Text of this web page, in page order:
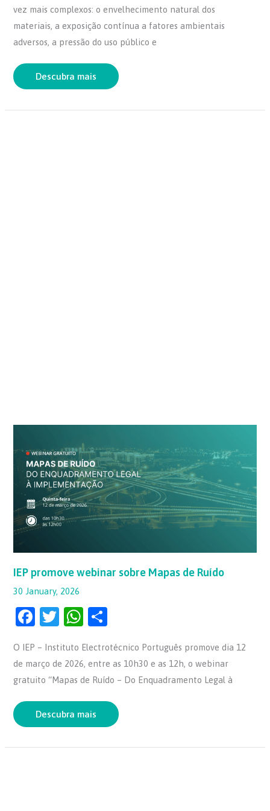
e
b
o
o
er s
A
p
p
e
vez mais complexos: o envelhecimento natural dos
materiais, a exposição contínua a fatores ambientais
adversos, a pressão do uso público e
Descubra mais
IEP promove webinar sobre Mapas de Ruído
30 January, 2026
F
c
e
o
o
k
T
itt
er
W
at
s
p
p
ar
e
O IEP – Instituto Electrotécnico Português promove dia 12
de março de 2026, entre as 10h30 e as 12h, o webinar
gratuito “Mapas de Ruído – Do Enquadramento Legal à
webinar
sobre
Mapas
de
Ruído
Descubra mais